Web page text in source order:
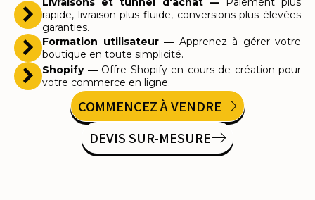
rapide, livraison plus fluide, conversions plus élevées
garanties.
Formation utilisateur — Apprenez à gérer votre
boutique en toute simplicité.
Shopify —Offre Shopify en cours de création pour
votre commerce en ligne.
COMMENCEZ À VENDRE
DEVIS SUR-MESURE